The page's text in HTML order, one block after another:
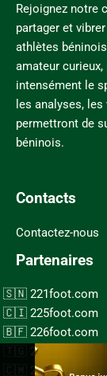
Rejoignez notre
partager et
athlètes
amateur
intensément le
les analyses,
permettront de
béninois.
Contacts
Contactez-nous
Partenaires
221foot.com
225foot.com
226foot.com
228foot.com
237foot.com